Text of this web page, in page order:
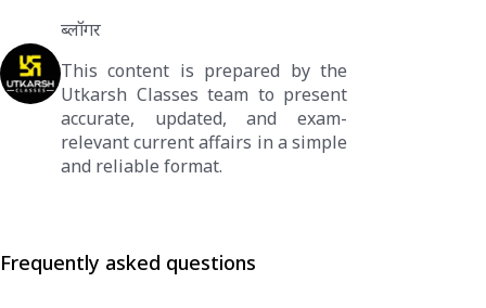
ब्लॉगर
This content is prepared by the
Utkarsh Classes team to present
accurate, updated, and exam-
relevant current affairs in a simple
and reliable format.
Frequently asked questions